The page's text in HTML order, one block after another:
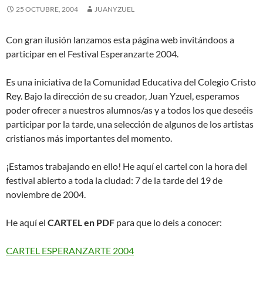
25 OCTUBRE, 2004 JUANYZUEL
Con gran ilusión lanzamos esta página web invitándoos a
participar en el Festival Esperanzarte 2004.
Es una iniciativa de la Comunidad Educativa del Colegio Cristo
Rey. Bajo la dirección de su creador, Juan Yzuel, esperamos
poder ofrecer a nuestros alumnos/as y a todos los que deseéis
participar por la tarde, una selección de algunos de los artistas
cristianos más importantes del momento.
¡Estamos trabajando en ello! He aquí el cartel con la hora del
festival abierto a toda la ciudad: 7 de la tarde del 19 de
noviembre de 2004.
He aquí el CARTEL en PDF para que lo deis a conocer:
CARTEL ESPERANZARTE 2004